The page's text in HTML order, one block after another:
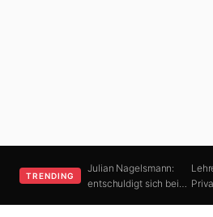
TRENDING
Julian Nagelsmann:
entschuldigt sich bei…